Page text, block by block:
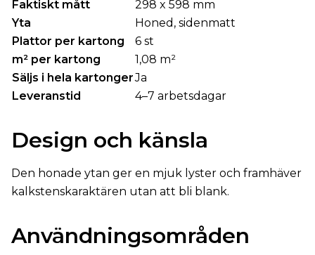
Faktiskt mått
298 x 598 mm
Yta
Honed, sidenmatt
Plattor per kartong
6 st
m² per kartong
1,08 m²
Säljs i hela kartongerJa
Leveranstid
4–7 arbetsdagar
Design och känsla
Den honade ytan ger en mjuk lyster och framhäver
kalkstenskaraktären utan att bli blank.
Användningsområden